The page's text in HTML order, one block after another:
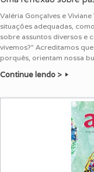
Valéria Gonçalves e
situações adequadas,
sobre assuntos diversos e
vivemos?” Acreditamos
porquês, orientam nossa
Continue lendo >